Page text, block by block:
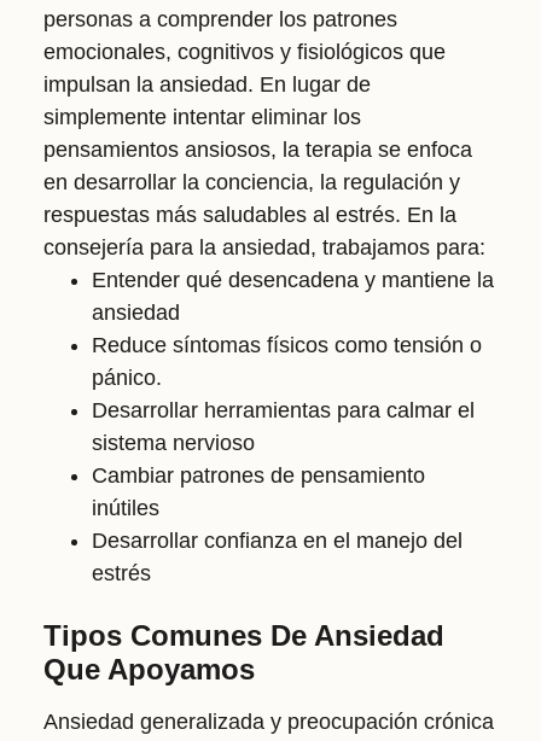
personas a comprender los patrones
emocionales, cognitivos y fisiológicos que
impulsan la ansiedad. En lugar de
simplemente intentar eliminar los
pensamientos ansiosos, la terapia se enfoca
en desarrollar la conciencia, la regulación y
respuestas más saludables al estrés. En la
consejería para la ansiedad, trabajamos para:
Entender qué desencadena y mantiene la
ansiedad
Reduce síntomas físicos como tensión o
pánico.
Desarrollar herramientas para calmar el
sistema nervioso
Cambiar patrones de pensamiento
inútiles
Desarrollar confianza en el manejo del
estrés
Tipos Comunes De Ansiedad
Que Apoyamos
Ansiedad generalizada y preocupación crónica